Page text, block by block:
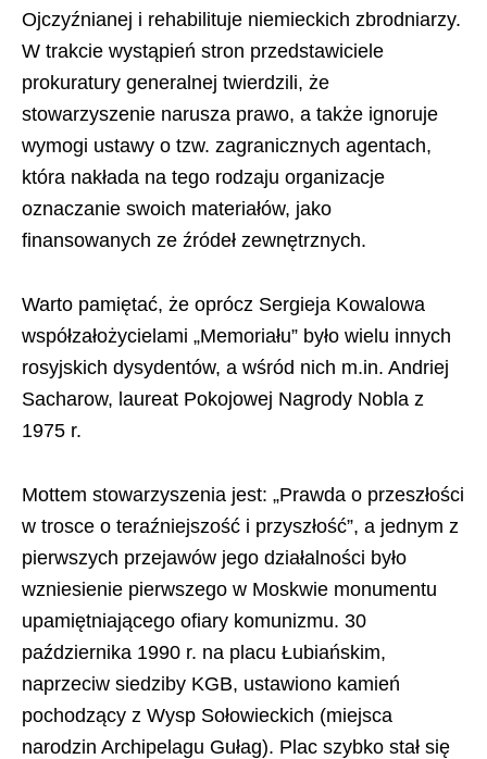
Ojczyźnianej i rehabilituje niemieckich zbrodniarzy.
W trakcie wystąpień stron przedstawiciele
prokuratury generalnej twierdzili, że
stowarzyszenie narusza prawo, a także ignoruje
wymogi ustawy o tzw. zagranicznych agentach,
która nakłada na tego rodzaju organizacje
oznaczanie swoich materiałów, jako
finansowanych ze źródeł zewnętrznych.
Warto pamiętać, że oprócz Sergieja Kowalowa
współzałożycielami „Memoriału” było wielu innych
rosyjskich dysydentów, a wśród nich m.in. Andriej
Sacharow, laureat Pokojowej Nagrody Nobla z
1975 r.
Mottem stowarzyszenia jest: „Prawda o przeszłości
w trosce o teraźniejszość i przyszłość”, a jednym z
pierwszych przejawów jego działalności było
wzniesienie pierwszego w Moskwie monumentu
upamiętniającego ofiary komunizmu. 30
października 1990 r. na placu Łubiańskim,
naprzeciw siedziby KGB, ustawiono kamień
pochodzący z Wysp Sołowieckich (miejsca
narodzin Archipelagu Gułag). Plac szybko stał się